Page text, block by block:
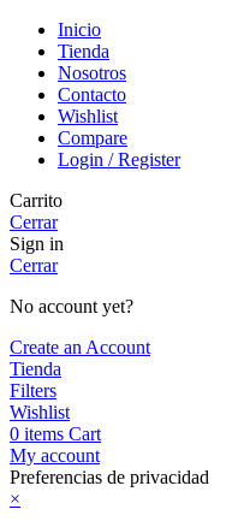
Inicio
Tienda
Nosotros
Contacto
Wishlist
Compare
Login / Register
Carrito
Cerrar
Sign in
Cerrar
No account yet?
Create an Account
Tienda
Filters
Wishlist
0 items Cart
My account
Preferencias de privacidad
×